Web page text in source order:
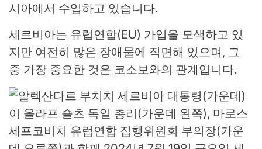
시아에서 수입하고 있습니다.
세르비아는 유럽연합(EU) 가입을 모색하고 있
지만 여전히 많은 장애물에 직면해 있으며, 그
중 가장 중요한 것은 코소보와의 관계입니다.